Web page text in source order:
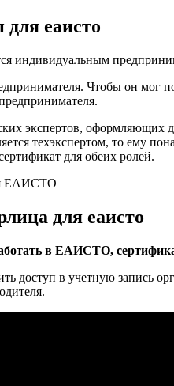
еаисто
индивидуальным
Чтобы он мог
экспертов, оформляющих
техэкспертом, то ему
для обеих ролей.
ЕАИСТО
для еаисто
в ЕАИСТО,
доступ в учетную запись